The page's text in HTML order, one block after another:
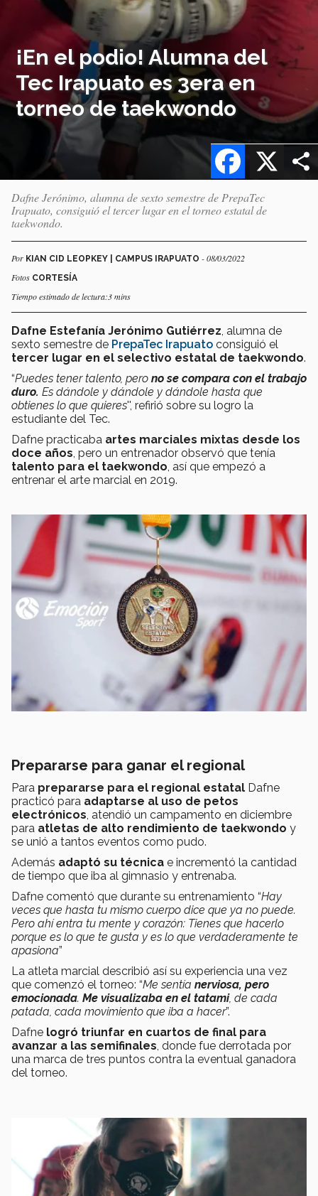
¡En el podio! Alumna del
Tec Irapuato es 3era en
torneo de taekwondo
X
Facebook
Dafne Jerónimo, alumna de sexto semestre de PrepaTec
Irapuato, consiguió el tercer lugar en el torneo estatal de
taekwondo.
Por KIAN CID LEOPKEY | CAMPUS IRAPUATO - 08/03/2022
Fotos CORTESÍA
Tiempo estimado de lectura:3 mins
Dafne Estefanía Jerónimo Gutiérrez , alumna de
sexto semestre de PrepaTec Irapuato consiguió el
tercer lugar en el selectivo estatal de taekwondo.
“Puedes tener talento, pero no se compara con el trabajo
duro. Es dándole y dándole y dándole hasta que
obtienes lo que quieres'', refirió sobre su logro la
estudiante del Tec.
Dafne practicaba artes marciales mixtas desde los
doce años , pero un entrenador observó que tenía
talento para el taekwondo , así que empezó a
entrenar el arte marcial en 2019.
Prepararse para ganar el regional
Para prepararse para el regional estatal Dafne
practicó para adaptarse al uso de petos
electrónicos, atendió un campamento en diciembre
para atletas de alto rendimiento de taekwondo y
se unió a tantos eventos como pudo.
Además adaptó su técnica e incrementó la cantidad
de tiempo que iba al gimnasio y entrenaba.
Dafne comentó que durante su entrenamiento “Hay
veces que hasta tu mismo cuerpo dice que ya no puede.
Pero ahí entra tu mente y corazón: Tienes que hacerlo
porque es lo que te gusta y es lo que verdaderamente te
apasiona”
La atleta marcial describió así su experiencia una vez
que comenzó el torneo: “Me sentía nerviosa, pero
emocionada. Me visualizaba en el tatami, de cada
patada, cada movimiento que iba a hacer”.
Dafne logró triunfar en cuartos de final para
avanzar a las semifinales, donde fue derrotada por
una marca de tres puntos contra la eventual ganadora
del torneo.